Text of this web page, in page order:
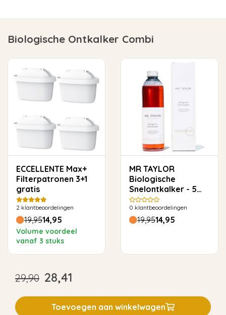
Biologische Ontkalker Combi
ECCELLENTE Max+
Filterpatronen 3+1
gratis
2 klantbeoordelingen
19,9514,95
Volume voordeel
vanaf 3 stuks
MR TAYLOR
Biologische
Snelontkalker - 5
keer ontkalken
0 klantbeoordelingen
19,9514,95
29,90 28,41
Toevoegen aan winkelwagen